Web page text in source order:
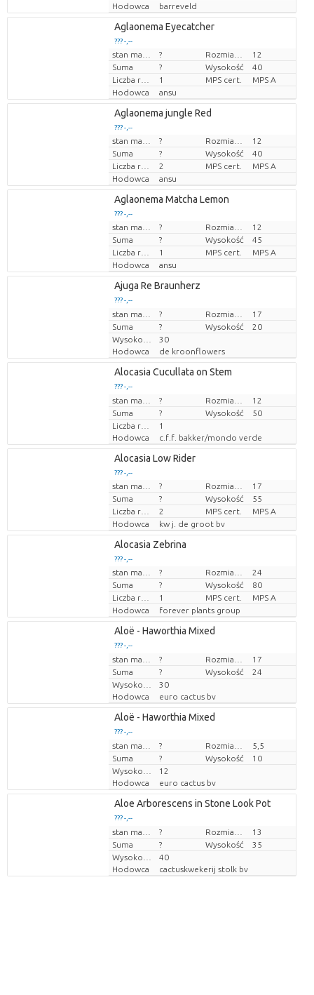
Hodowca
barreveld
Aglaonema Eyecatcher
??? -,--
Cena za sztukę
?
12
Suma
? Wysokość
40
Liczba roślin/doniczkę
1 MPS cert.
MPS A
Hodowca
ansu
Aglaonema jungle Red
??? -,--
Cena za sztukę
?
12
Suma
? Wysokość
40
Liczba roślin/doniczkę
2 MPS cert.
MPS A
Hodowca
ansu
Aglaonema Matcha Lemon
??? -,--
Cena za sztukę
?
12
Suma
? Wysokość
45
Liczba roślin/doniczkę
1 MPS cert.
MPS A
Hodowca
ansu
Ajuga Re Braunherz
??? -,--
Cena za sztukę
?
17
Suma
? Wysokość
20
30
Hodowca
de kroonflowers
Alocasia Cucullata on Stem
??? -,--
Cena za sztukę
?
12
Suma
? Wysokość
50
Liczba roślin/doniczkę
1
Hodowca
c.f.f. bakker/mondo verde
Alocasia Low Rider
??? -,--
Cena za sztukę
?
17
Suma
? Wysokość
55
Liczba roślin/doniczkę
2 MPS cert.
MPS A
Hodowca
kw j. de groot bv
Alocasia Zebrina
??? -,--
Cena za sztukę
?
24
Suma
? Wysokość
80
Liczba roślin/doniczkę
1 MPS cert.
MPS A
Hodowca
forever plants group
Aloë - Haworthia Mixed
??? -,--
Cena za sztukę
?
17
Suma
? Wysokość
24
30
Hodowca
euro cactus bv
Aloë - Haworthia Mixed
??? -,--
Cena za sztukę
?
5,5
Suma
? Wysokość
10
12
Hodowca
euro cactus bv
Aloe Arborescens in Stone Look Pot
??? -,--
Cena za sztukę
?
13
Suma
? Wysokość
35
40
Hodowca
cactuskwekerij stolk bv